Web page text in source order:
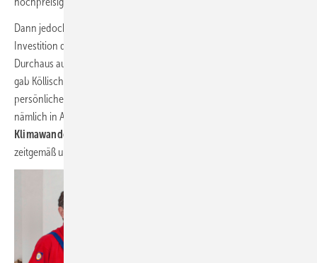
Dann jedoch könnte ein weiterer Faktor Gewicht bekommen, der eine
Investition dennoch für den Kunden erstrebenswert machen würde.
Durchaus aufgeschlossen wäre mancher Besitzer einer Immobilie,
gab Köllisch zu bedenken, wenn er die Heizungserneuerung als seine
persönliche Investition in die Zukunft deuten würde. Dies würde
nämlich in Anbetracht des
Klimawandels
zeitgemäß und damit auch als „hip“ angesehen.